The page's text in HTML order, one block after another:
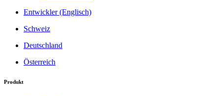
Entwickler (Englisch)
Schweiz
Deutschland
Österreich
Produkt